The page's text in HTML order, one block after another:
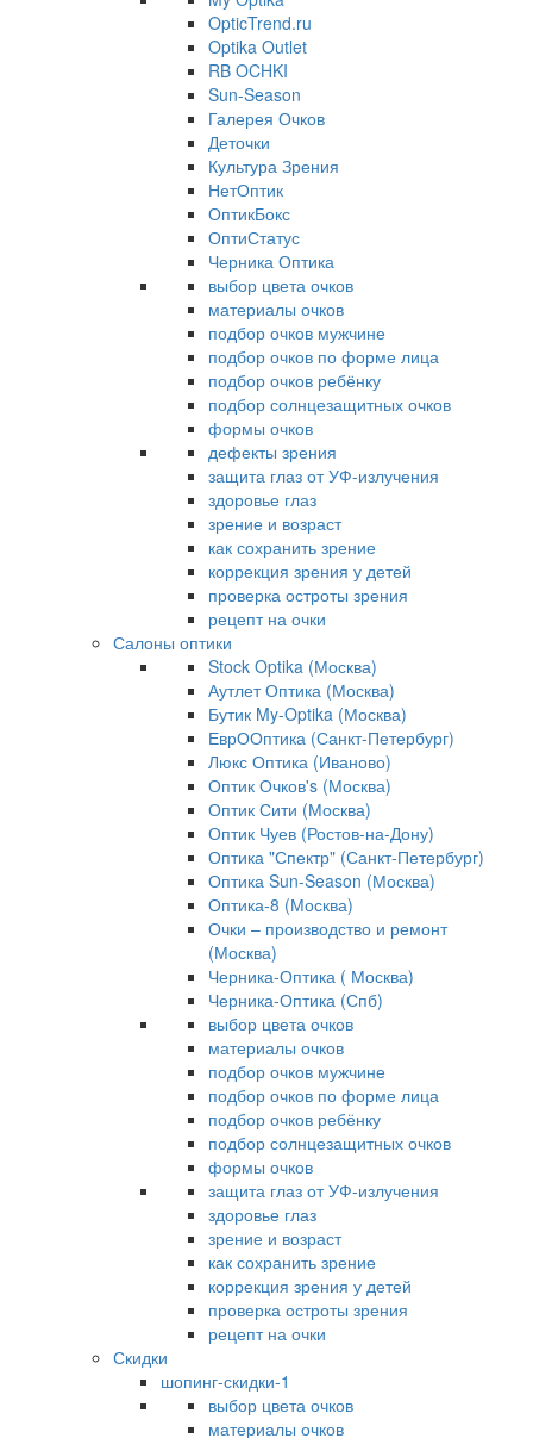
OpticTrend.ru
Optika Outlet
RB OCHKI
Sun-Season
Галерея Очков
Деточки
Культура Зрения
НетОптик
ОптикБокс
ОптиСтатус
Черника Оптика
выбор цвета очков
материалы очков
подбор очков мужчине
подбор очков по форме лица
подбор очков ребёнку
подбор солнцезащитных очков
формы очков
дефекты зрения
защита глаз от УФ-излучения
здоровье глаз
зрение и возраст
как сохранить зрение
коррекция зрения у детей
проверка остроты зрения
рецепт на очки
Салоны оптики
Stock Optika (Москва)
Аутлет Оптика (Москва)
Бутик My-Optika (Москва)
ЕврООптика (Санкт-Петербург)
Люкс Оптика (Иваново)
Оптик Очков's (Москва)
Оптик Сити (Москва)
Оптик Чуев (Ростов-на-Дону)
Оптика "Спектр" (Санкт-Петербург)
Оптика Sun-Season (Москва)
Оптика-8 (Москва)
Очки – производство и ремонт
(Москва)
Черника-Оптика ( Москва)
Черника-Оптика (Спб)
выбор цвета очков
материалы очков
подбор очков мужчине
подбор очков по форме лица
подбор очков ребёнку
подбор солнцезащитных очков
формы очков
защита глаз от УФ-излучения
здоровье глаз
зрение и возраст
как сохранить зрение
коррекция зрения у детей
проверка остроты зрения
рецепт на очки
Скидки
шопинг-скидки-1
выбор цвета очков
материалы очков